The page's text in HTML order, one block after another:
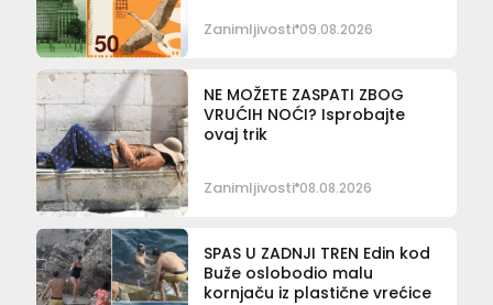
Zanimljivosti 09.08.2026
NE MOŽETE ZASPATI ZBOG
VRUĆIH NOĆI? Isprobajte
ovaj trik
Zanimljivosti 08.08.2026
SPAS U ZADNJI TREN Edin kod
Buže oslobodio malu
kornjaču iz plastične vrećice